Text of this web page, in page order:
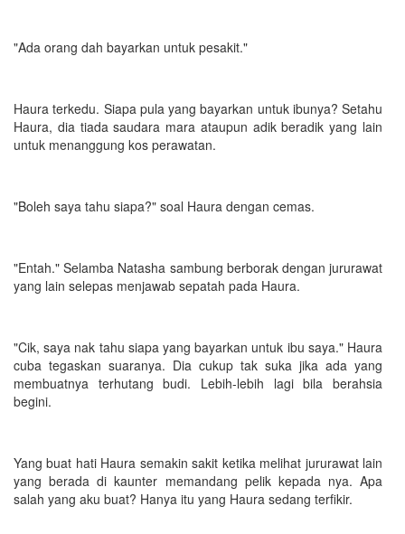
"Ada orang dah bayarkan untuk pesakit."
Haura terkedu. Siapa pula yang bayarkan untuk ibunya? Setahu
Haura, dia tiada saudara mara ataupun adik beradik yang lain
untuk menanggung kos perawatan.
"Boleh saya tahu siapa?" soal Haura dengan cemas.
"Entah." Selamba Natasha sambung berborak dengan jururawat
yang lain selepas menjawab sepatah pada Haura.
"Cik, saya nak tahu siapa yang bayarkan untuk ibu saya." Haura
cuba tegaskan suaranya. Dia cukup tak suka jika ada yang
membuatnya terhutang budi. Lebih-lebih lagi bila berahsia
begini.
Yang buat hati Haura semakin sakit ketika melihat jururawat lain
yang berada di kaunter memandang pelik kepada nya. Apa
salah yang aku buat? Hanya itu yang Haura sedang terfikir.